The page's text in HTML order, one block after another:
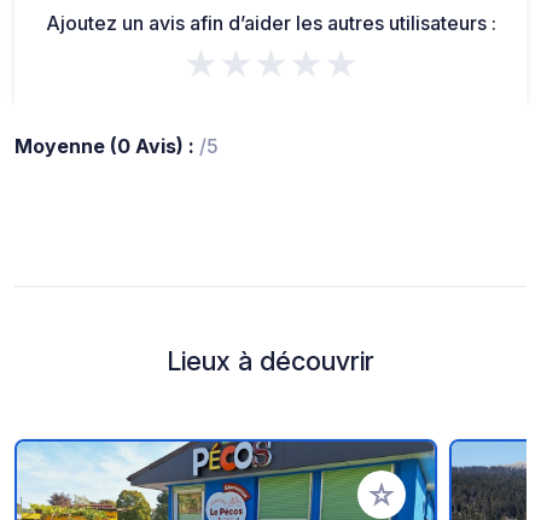
Ajoutez un avis afin d’aider les autres utilisateurs :
★★★★★
Moyenne (0 Avis) : /5
Lieux à découvrir